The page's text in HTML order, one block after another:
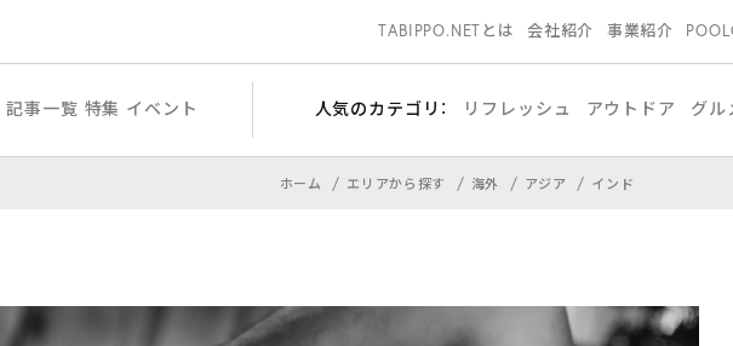
TABIPPO.NETとは 会社紹介 事業紹介
記事一覧 特集 イベント 人気のカテゴリ： リフレッシュ アウトドア グル
ホーム エリアから探す 海外 アジア インド